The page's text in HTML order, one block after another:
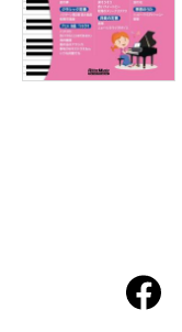
Faceboo
k
X